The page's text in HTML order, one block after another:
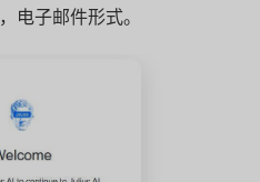
子邮件形式。